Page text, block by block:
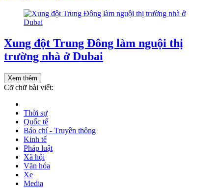
Xung đột Trung Đông làm nguội thị
trường nhà ở Dubai
Xem thêm
Cỡ chữ bài viết:
Thời sự
Quốc tế
Báo chí - Truyền thông
Kinh tế
Pháp luật
Xã hội
Văn hóa
Xe
Media